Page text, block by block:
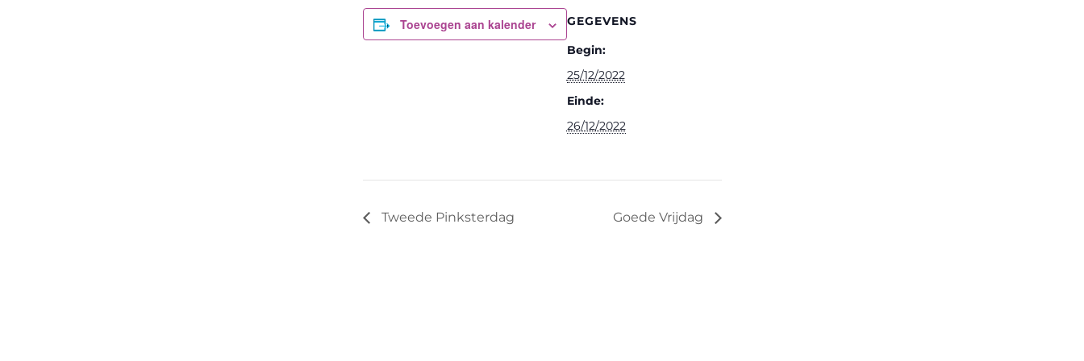
Toevoegen aan kalender
GEGEVENS
Begin:
25/12/2022
Einde:
26/12/2022
Tweede Pinksterdag Goede Vrijdag